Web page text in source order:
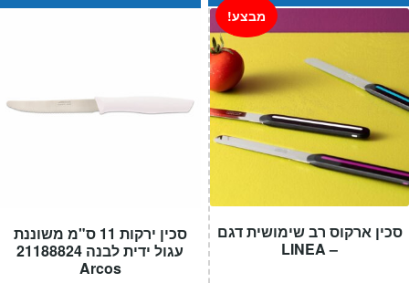
סכין ירקות 11 ס"מ משוננת
עגול ידית לבנה 21188824
Arcos
סכין ארקוס רב שימושית דגם
– LINEA
מבצע!